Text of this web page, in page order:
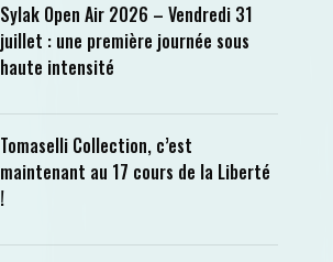
Sylak Open Air 2026 – Vendredi 31
juillet : une première journée sous
haute intensité
Tomaselli Collection, c’est
maintenant au 17 cours de la Liberté
!